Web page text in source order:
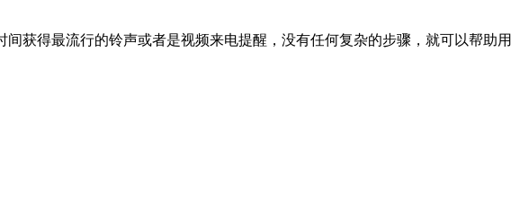
获得最流行的铃声或者是视频来电提醒，没有任何复杂的步骤，就可以帮助